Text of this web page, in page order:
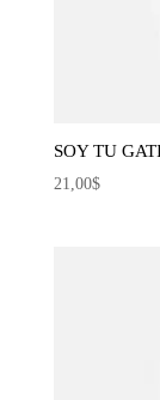
SOY TU
21,00$